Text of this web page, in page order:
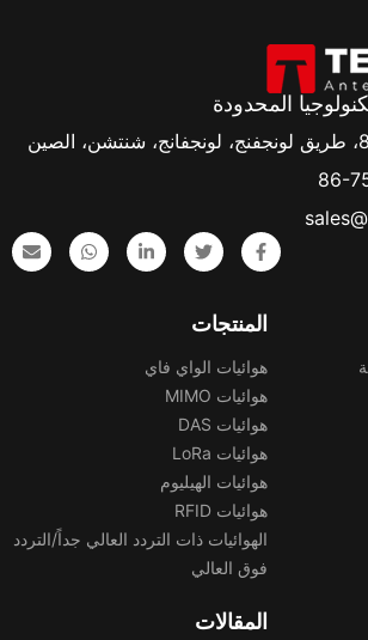
المحدودة
المنتجات
هوائيات الواي فاي
هوائيات MIMO
هوائيات DAS
هوائيات LoRa
هوائيات الهيليوم
هوائيات RFID
الهوائيات ذات التردد العالي جداً/التردد
فوق العالي
المقالات